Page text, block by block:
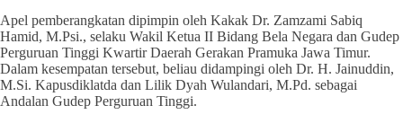
Apel pemberangkatan dipimpin oleh Kakak Dr. Zamzami Sabiq
Hamid, M.Psi., selaku Wakil Ketua II Bidang Bela Negara dan Gudep
Perguruan Tinggi Kwartir Daerah Gerakan Pramuka Jawa Timur.
Dalam kesempatan tersebut, beliau didampingi oleh Dr. H. Jainuddin,
M.Si. Kapusdiklatda dan Lilik Dyah Wulandari, M.Pd. sebagai
Andalan Gudep Perguruan Tinggi.